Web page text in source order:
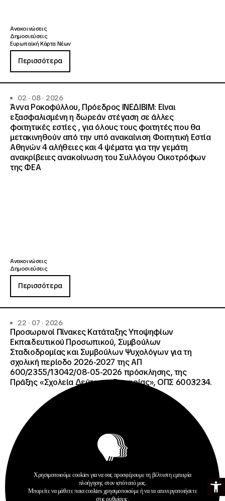
Ανοίξτε
Ανακοινώσεις
Δημοσιεύσεις
Ευρωπαϊκή Κάρτα Νέων
Περισσότερα
02 · 08 · 2026
Άννα Ροκοφύλλου, Πρόεδρος ΙΝΕΔΙΒΙΜ: Είναι
εξασφαλισμένη η δωρεάν στέγαση σε άλλες
φοιτητικές εστίες , για όλους τους φοιτητές που θα
μετακινηθούν από την υπό ανακαίνιση Φοιτητική Εστία
Αθηνών 4 αλήθειες και 4 ψέματα για την γεμάτη
ανακρίβειες ανακοίνωση του Συλλόγου Οικοτρόφων
της ΦΕΑ
Ανακοινώσεις
Δημοσιεύσεις
Περισσότερα
22 · 07 · 2026
Προσωρινοί Πίνακες Κατάταξης Υποψηφίων
Εκπαιδευτικού Προσωπικού, Συμβούλων
Σταδιοδρομίας και Συμβούλων Ψυχολόγων για τη
σχολική περίοδο 2026-2027 της ΑΠ
600/2355/13042/08-05-2026 πρόσκλησης, της
Πράξης «Σχολεία Δεύτερης Ευκαιρίας», ΟΠΣ 6003234.
Σχολεία Δεύτερης Ευκαιρίας
Χρησιμοποιούμε cookies για να σας προσφέρουμε τη βέλτιστη εμπειρία
πλοήγησης στον ιστότοπό μας.
Μπορείτε να μάθετε ποια cookies χρησιμοποιούμε ή να τα απενεργοποιήσετε
στιςρυθμίσεις.